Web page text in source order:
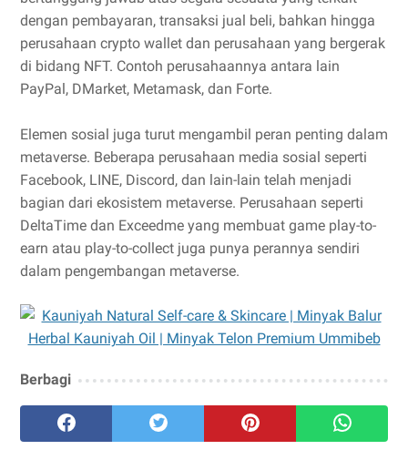
dengan pembayaran, transaksi jual beli, bahkan hingga
perusahaan crypto wallet dan perusahaan yang bergerak
di bidang NFT. Contoh perusahaannya antara lain
PayPal, DMarket, Metamask, dan Forte.
Elemen sosial juga turut mengambil peran penting dalam
metaverse. Beberapa perusahaan media sosial seperti
Facebook, LINE, Discord, dan lain-lain telah menjadi
bagian dari ekosistem metaverse. Perusahaan seperti
DeltaTime dan Exceedme yang membuat game play-to-
earn atau play-to-collect juga punya perannya sendiri
dalam pengembangan metaverse.
Berbagi